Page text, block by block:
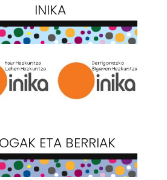
INIKA
ETA BERRIAK